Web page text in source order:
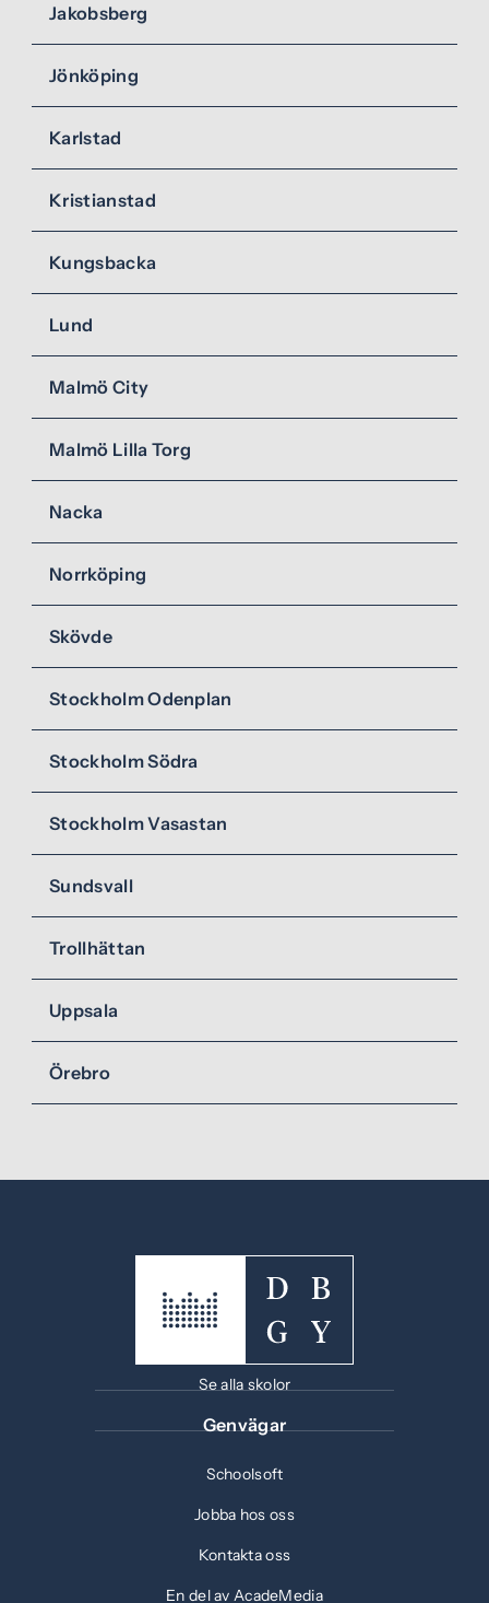
Jakobsberg
Jönköping
Karlstad
Kristianstad
Kungsbacka
Lund
Malmö City
Malmö Lilla Torg
Nacka
Norrköping
Skövde
Stockholm Odenplan
Stockholm Södra
Stockholm Vasastan
Sundsvall
Trollhättan
Uppsala
Örebro
Se alla skolor
Genvägar
Schoolsoft
Jobba hos oss
Kontakta oss
En del av AcadeMedia